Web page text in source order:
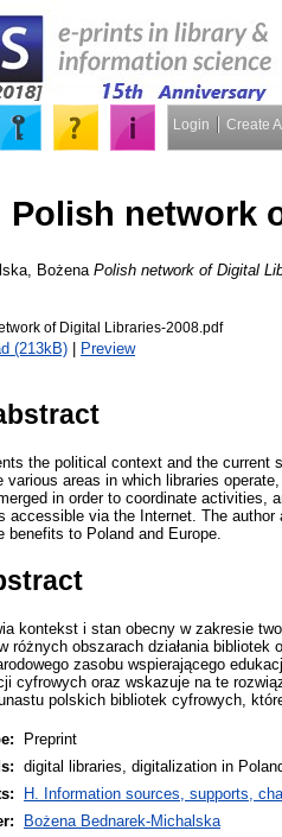
Login Create
Polish network
Bożena Polish network of Digital
of Digital Libraries-2008.pdf
(213kB) | Preview
the political context and the
various areas in which libraries
in order to coordinate activities,
accessible via the Internet. The
benefits to Poland and Europe.
kontekst i stan obecny w zakresie
różnych obszarach działania
zasobu wspierającego
cyfrowych oraz wskazuje na te
polskich bibliotek cyfrowych,
Preprint
digital libraries, digitalization in
H. Information sources, supports,
Bożena Bednarek-Michalska